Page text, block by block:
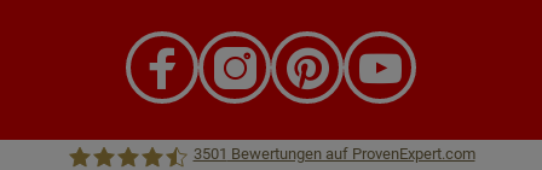
3501 Bewertungen auf ProvenExpert.com